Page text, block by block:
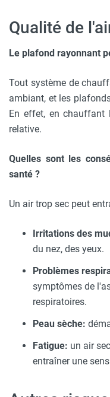
Qualité de
Le plafond rayonnant
Tout système de
ambiant, et les
En effet, en chauffant
relative.
Quelles sont les
santé ?
Un air trop sec peut
Irritations des
du nez, des yeux.
Problèmes
symptômes de
respiratoires.
Peau sèche:
Fatigue: un air
entraîner une